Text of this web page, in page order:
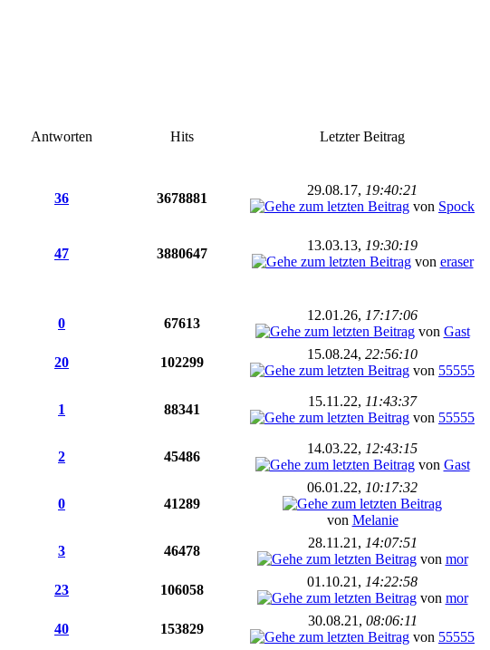
Antworten Hits
Letzter Beitrag
36 3678881
29.08.17, 19:40:21
von Spock
47 3880647
13.03.13, 19:30:19
von eraser
0 67613
12.01.26, 17:17:06
von Gast
20 102299
15.08.24, 22:56:10
von 55555
1 88341
15.11.22, 11:43:37
von 55555
2 45486
14.03.22, 12:43:15
von Gast
0 41289
06.01.22, 10:17:32
von Melanie
3 46478
28.11.21, 14:07:51
von mor
23 106058
01.10.21, 14:22:58
von mor
40 153829
30.08.21, 08:06:11
von 55555